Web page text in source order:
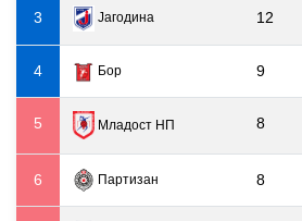
3 Јагодина 12
4 Бор 9
5 Младост НП 8
6 Партизан 8